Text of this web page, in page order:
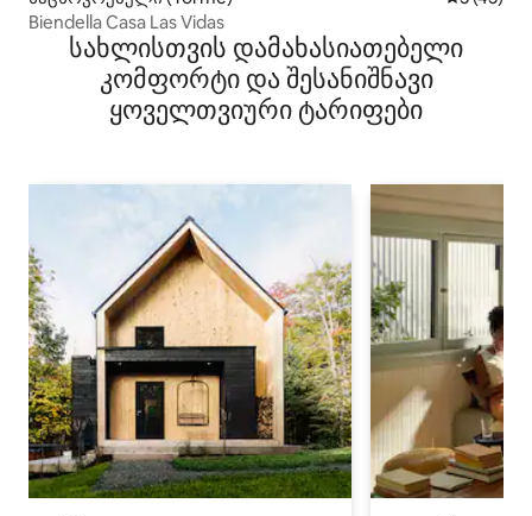
Biendella Casa Las Vidas
სახლისთვის დამახასიათებელი
კომფორტი და შესანიშნავი
ყოველთვიური ტარიფები